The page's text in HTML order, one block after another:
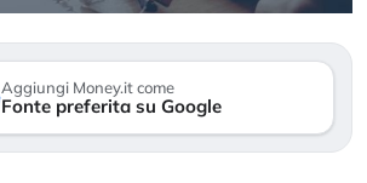
Aggiungi Money.it come
Fonte preferita su Google